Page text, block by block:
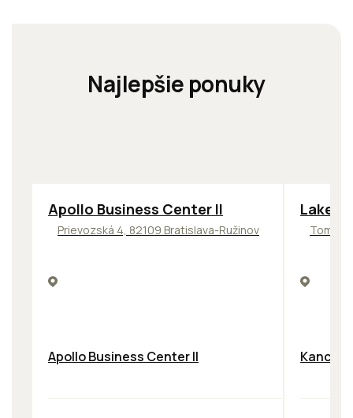
Najlepšie ponuky
TOP NOVINKA ODPORÚČAME
Apollo Business Center II
Prievozská 4, 82109 Bratislava-Ružinov
Apollo Business Center II